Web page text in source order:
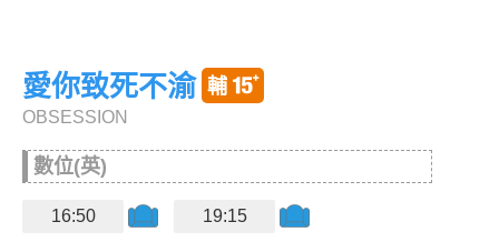
愛你致死不渝
OBSESSION
數位(英)
16:50 19:15